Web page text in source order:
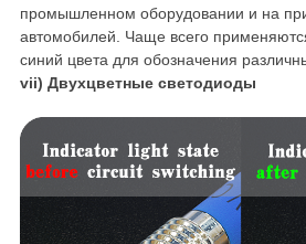
промышленном оборудовании и на
автомобилей. Чаще всего
синий цвета для обозначения
vii) Двухцветные светодиоды